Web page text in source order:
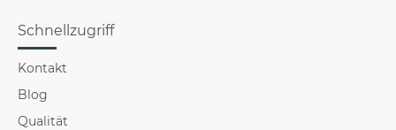
Schnellzugriff
Kontakt
Blog
Qualität